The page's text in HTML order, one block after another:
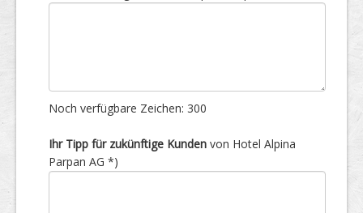
Noch verfügbare Zeichen: 300
Ihr Tipp für zukünftige Kunden von Hotel Alpina
Parpan AG *)